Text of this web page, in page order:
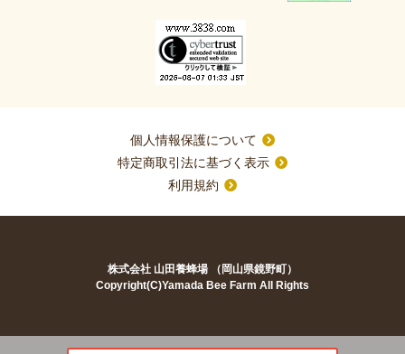
個人情報保護について
特定商取引法に基づく表示
利用規約
株式会社 山田養蜂場 （岡山県鏡野町）
Copyright(C)Yamada Bee Farm All Rights